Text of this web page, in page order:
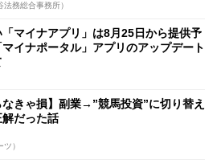
法務総合事務所）
「マイナアプリ」は8月25日から提供予
イナポータル」アプリのアップデート
なきゃ損】副業→”競馬投資”に切り替え
だった話
）